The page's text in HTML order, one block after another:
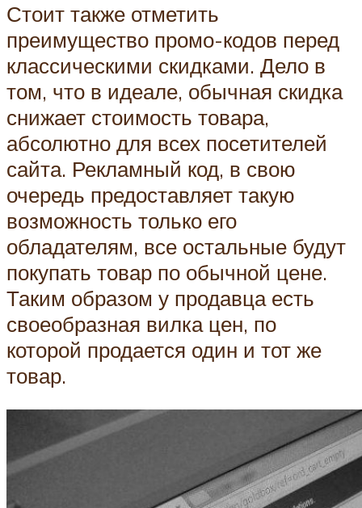
Стоит также отметить
преимущество промо-кодов перед
классическими скидками. Дело в
том, что в идеале, обычная скидка
снижает стоимость товара,
абсолютно для всех посетителей
сайта. Рекламный код, в свою
очередь предоставляет такую
возможность только его
обладателям, все остальные будут
покупать товар по обычной цене.
Таким образом у продавца есть
своеобразная вилка цен, по
которой продается один и тот же
товар.